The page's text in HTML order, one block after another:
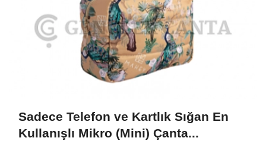
Sadece Telefon ve Kartlık Sığan En
Kullanışlı Mikro (Mini) Çanta...